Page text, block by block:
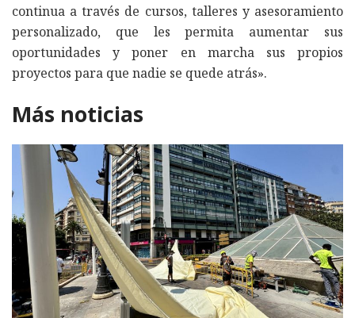
continua a través de cursos, talleres y asesoramiento
personalizado, que les permita aumentar sus
oportunidades y poner en marcha sus propios
proyectos para que nadie se quede atrás».
Más noticias